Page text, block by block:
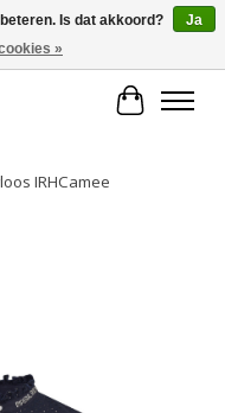
IRHCamee
Is dat akkoord?
Ja
»